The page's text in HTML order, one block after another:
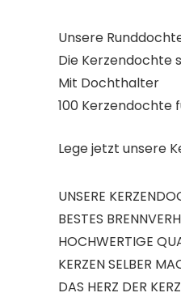
Unsere
Die Kerzendochte
Mit Dochthalter
100 Kerzendochte
Lege jetzt unsere
UNSERE
BESTES
HOCHWERTIGE
KERZEN SELBER
DAS HERZ DER